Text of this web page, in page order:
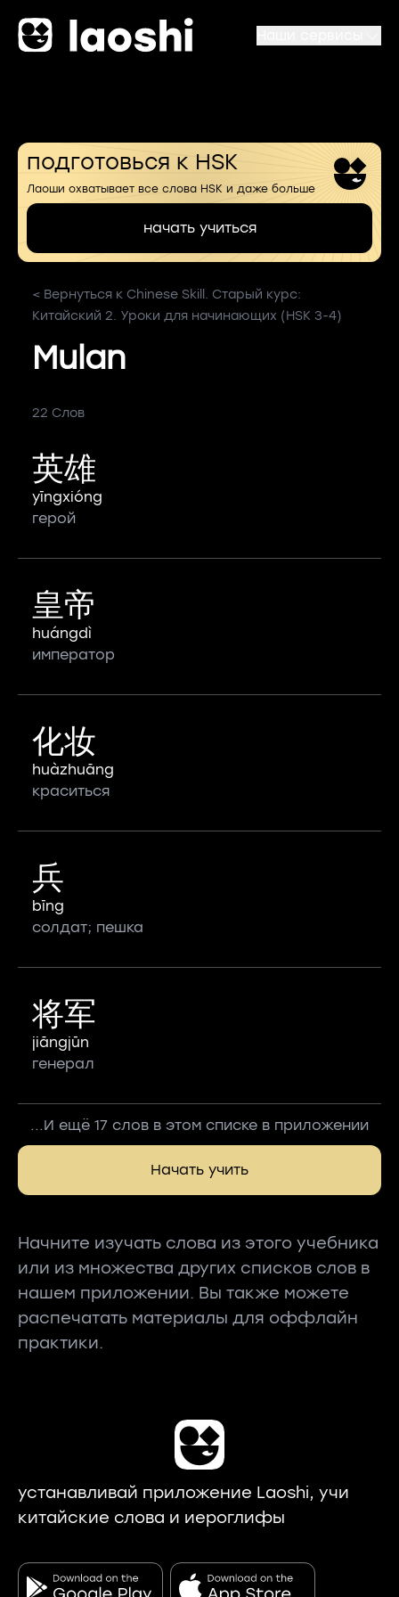
подготовься к HSK
Лаоши охватывает все слова HSK и даже больше
начать учиться
< Вернуться к Chinese Skill. Старый курс:
Китайский 2. Уроки для начинающих (HSK 3-4)
Mulan
22 Слов
英雄
yīngxióng
герой
皇帝
huángdì
император
化妆
huàzhuāng
краситься
兵
bīng
солдат; пешка
将军
jiāngjūn
генерал
...И ещё 17 слов в этом списке в приложении
Начать учить
Начните изучать слова из этого учебника
или из множества других списков слов в
нашем приложении. Вы также можете
распечатать материалы для оффлайн
практики.
устанавливай приложение Laoshi, учи
китайские слова и иероглифы